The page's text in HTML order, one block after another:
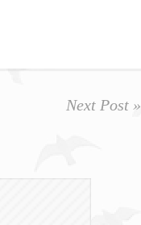
Next Post »